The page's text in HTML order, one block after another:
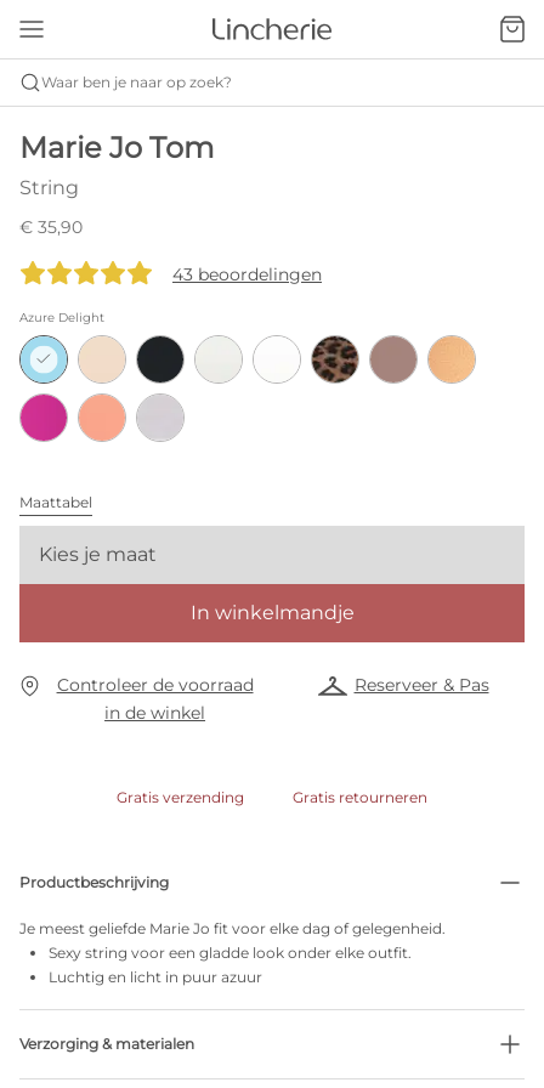
Waar ben je naar op zoek?
Marie Jo Tom
String
€ 35,90
43 beoordelingen
Azure Delight
Maattabel
Kies je maat
In winkelmandje
Controleer de voorraad
in de winkel
Reserveer & Pas
Gratis verzending Gratis retourneren
Productbeschrijving
Je meest geliefde Marie Jo fit voor elke dag of gelegenheid.
Sexy string voor een gladde look onder elke outfit.
Luchtig en licht in puur azuur
Verzorging & materialen